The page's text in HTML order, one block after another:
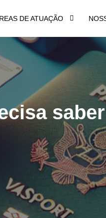
DE ATUAÇÃO